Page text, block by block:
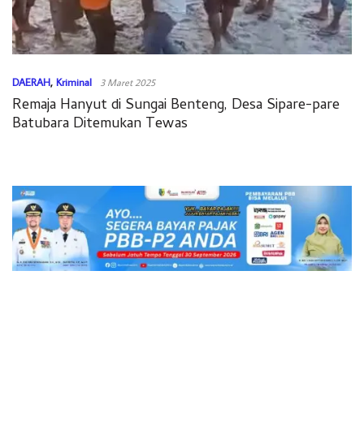
DAERAH, Kriminal 3 Maret 2025
Remaja Hanyut di Sungai Benteng, Desa Sipare-pare
Batubara Ditemukan Tewas